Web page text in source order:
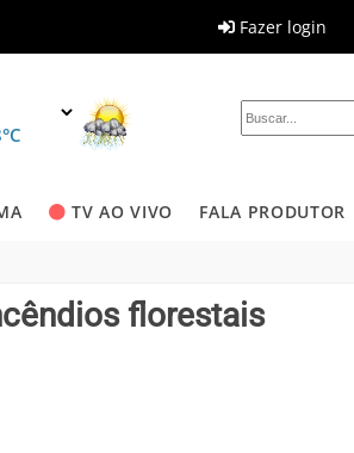
Fazer login
TV AO VIVO FALA PRODUTOR
florestais